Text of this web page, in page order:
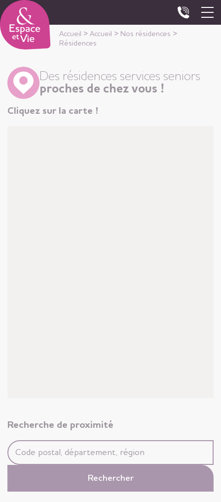
Accueil > Accueil > Nos résidences >
Résidences
Des résidences services seniors
proches de chez vous !
Cliquez sur la carte !
Recherche de proximité
Panneau de gestion des cookies